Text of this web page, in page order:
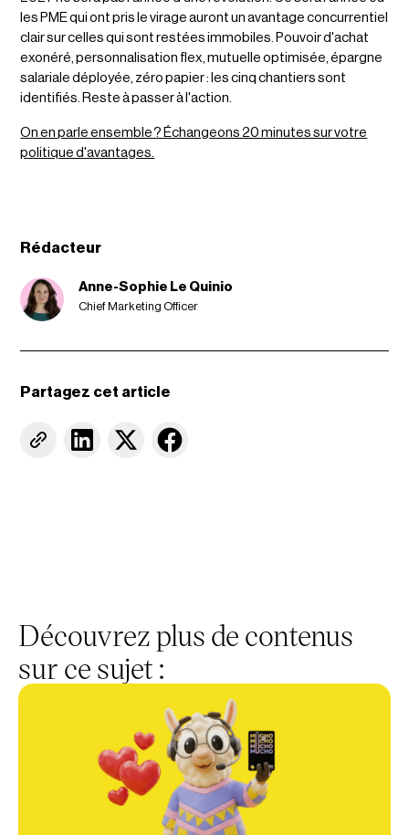
Rédacteur
Anne-Sophie Le Quinio
Chief Marketing Officer
Partagez cet article
les PME qui ont pris le virage auront un avantage concurrentiel
clair sur celles qui sont restées immobiles. Pouvoir d'achat
exonéré, personnalisation flex, mutuelle optimisée, épargne
salariale déployée, zéro papier : les cinq chantiers sont
identifiés. Reste à passer à l'action.
On en parle ensemble ? Échangeons 20 minutes sur votre
politique d'avantages.
Découvrez plus de contenus
sur ce sujet :